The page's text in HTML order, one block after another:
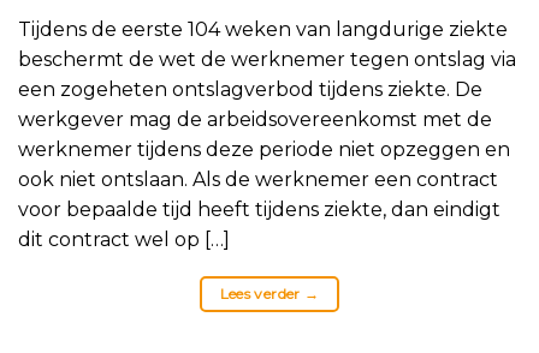
Tijdens de eerste 104 weken van langdurige ziekte
beschermt de wet de werknemer tegen ontslag via
een zogeheten ontslagverbod tijdens ziekte. De
werkgever mag de arbeidsovereenkomst met de
werknemer tijdens deze periode niet opzeggen en
ook niet ontslaan. Als de werknemer een contract
voor bepaalde tijd heeft tijdens ziekte, dan eindigt
dit contract wel op […]
Lees verder →